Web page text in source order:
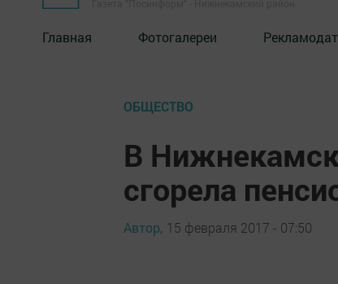
Главная Фотогалереи
ОБЩЕСТВО
В
сгорела
Автор, 15 февраля 2017 - 07:50